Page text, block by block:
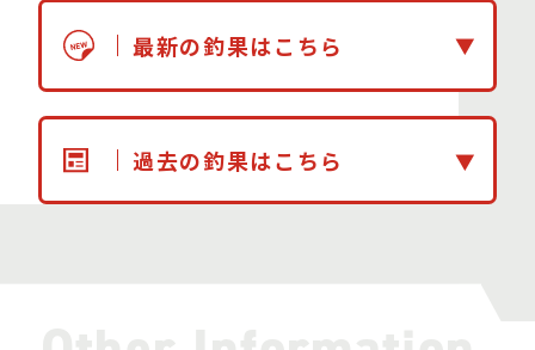
最新の釣果はこちら
過去の釣果はこちら